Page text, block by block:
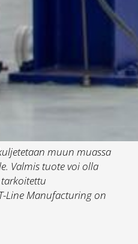
muun muassa
Valmis tuote voi olla
Line Manufacturing on